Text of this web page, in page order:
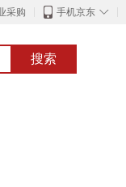
采购 ◇
手机京东
搜索